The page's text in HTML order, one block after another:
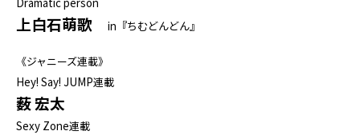
上白石萌歌 in『ちむどんどん』
《ジャニーズ連載》
Hey! Say! JUMP連載
薮 宏太
Sexy Zone連載